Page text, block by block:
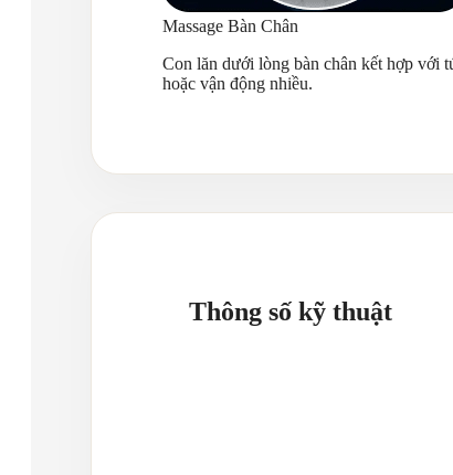
Massage Bàn Chân
Con lăn dưới lòng bàn chân kết hợp với
hoặc vận động nhiều.
Thông số kỹ thuật